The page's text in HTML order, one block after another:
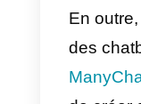
vente